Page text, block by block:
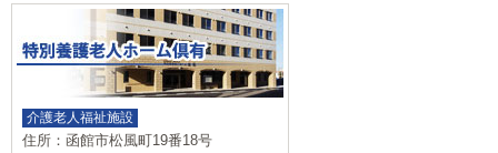
介護老人福祉施設
住所：函館市松風町19番18号